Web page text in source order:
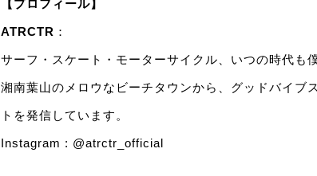
【プロフィール】
ATRCTR ：
サーフ・スケート・モーターサイクル、いつの時代も
湘南葉山のメロウなビーチタウンから、グッドバイブ
トを発信しています。
Instagram : @atrctr_official